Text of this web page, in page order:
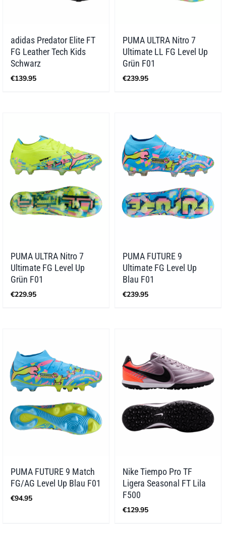
adidas Predator Elite FT
FG Leather Tech Kids
Schwarz
€139.95
PUMA ULTRA Nitro 7
Ultimate LL FG Level Up
Grün F01
€239.95
PUMA ULTRA Nitro 7
Ultimate FG Level Up
Grün F01
€229.95
PUMA FUTURE 9
Ultimate FG Level Up
Blau F01
€239.95
PUMA FUTURE 9 Match
FG/AG Level Up Blau F01
€94.95
Nike Tiempo Pro TF
Ligera Seasonal FT Lila
F500
€129.95